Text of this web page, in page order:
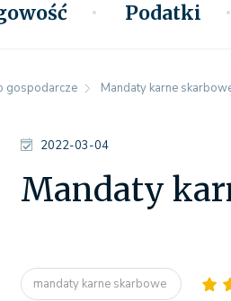
Podatki
gospodarcze Mandaty karne
2022-03-04
Mandaty
mandaty karne skarbowe